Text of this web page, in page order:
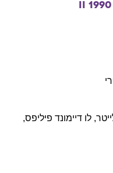
1990
, לו דיימונד פיליפס,